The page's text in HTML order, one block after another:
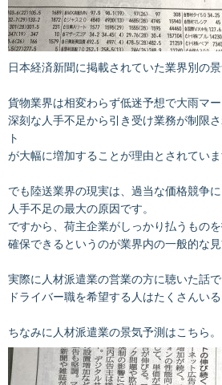
日本経済新聞に掲載されていた業界別の景
貨物業界は相変わらず低迷予想で大雨マー
深刻な人手不足から引き受け業務が制限
ト
が大幅に増加することが理由とされていま
でも陸送業界の現実は、過当な価格競争
人手不足の最大の原因です。
ですから、荷主企業がしっかり払うもの
確保できるというのが業界内の一般的な見
実際に人材派遣業の営業の方に聴いた話
ドライバー職を希望する人はたくさんい
ちなみに人材派遣業の景気予測はこちら。